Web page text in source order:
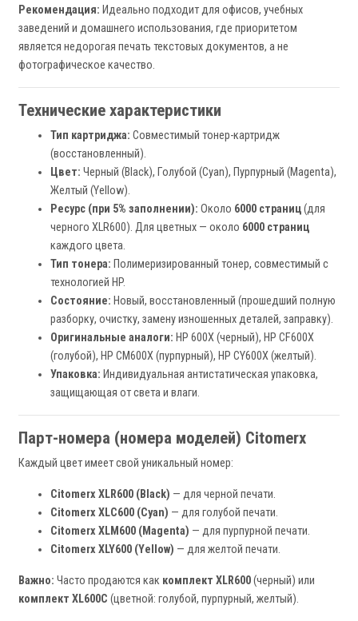
Рекомендация: Идеально подходит для офисов, учебных
заведений и домашнего использования, где приоритетом
является недорогая печать текстовых документов, а не
фотографическое качество.
Технические характеристики
Тип картриджа: Совместимый тонер-картридж
(восстановленный).
Цвет: Черный (Black), Голубой (Cyan), Пурпурный (Magenta),
Желтый (Yellow).
Ресурс (при 5% заполнении): Около 6000 страниц(для
черного XLR600). Для цветных — около 6000 страниц
каждого цвета.
Тип тонера: Полимеризированный тонер, совместимый с
технологией HP.
Состояние: Новый, восстановленный (прошедший полную
разборку, очистку, замену изношенных деталей, заправку).
Оригинальные аналоги: HP 600X (черный), HP CF600X
(голубой), HP CM600X (пурпурный), HP CY600X (желтый).
Упаковка: Индивидуальная антистатическая упаковка,
защищающая от света и влаги.
Парт-номера (номера моделей) Citomerx
Каждый цвет имеет свой уникальный номер:
Citomerx XLR600 (Black) — для черной печати.
Citomerx XLC600 (Cyan) — для голубой печати.
Citomerx XLM600 (Magenta) — для пурпурной печати.
Citomerx XLY600 (Yellow) — для желтой печати.
Важно: Часто продаются как комплект XLR600(черный) или
комплект XL600C (цветной: голубой, пурпурный, желтый).